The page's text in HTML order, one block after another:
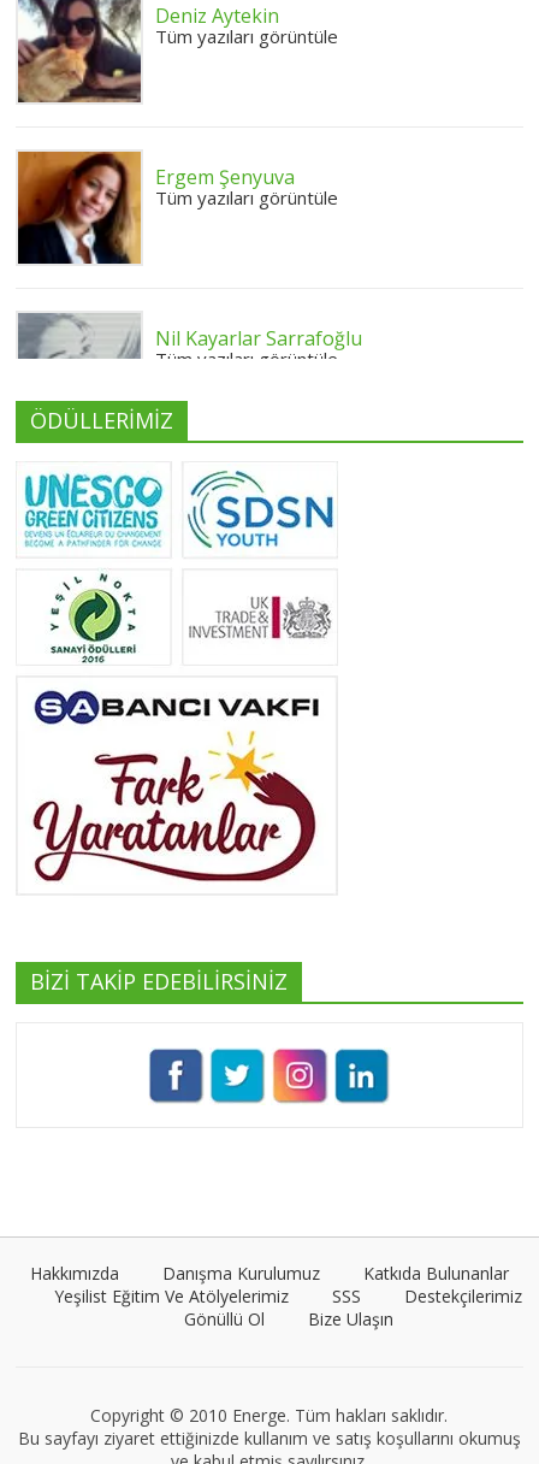
Deniz Aytekin
Tüm yazıları görüntüle
Ergem Şenyuva
Tüm yazıları görüntüle
Nil Kayarlar Sarrafoğlu
Tüm yazıları görüntüle
Yeliz Yılmaz
Tüm yazıları görüntüle
Yeşilist
Tüm yazıları görüntüle
ÖDÜLLERİMİZ
BİZİ TAKİP EDEBİLİRSİNİZ
Hakkımızda Danışma Kurulumuz
Katkıda Bulunanlar
Yeşilist Eğitim Ve Atölyelerimiz
SSS
Destekçilerimiz
Gönüllü Ol
Bize Ulaşın
Copyright © 2010 Energe. Tüm hakları saklıdır.
Bu sayfayı ziyaret ettiğinizde kullanım ve satış koşullarını okumuş